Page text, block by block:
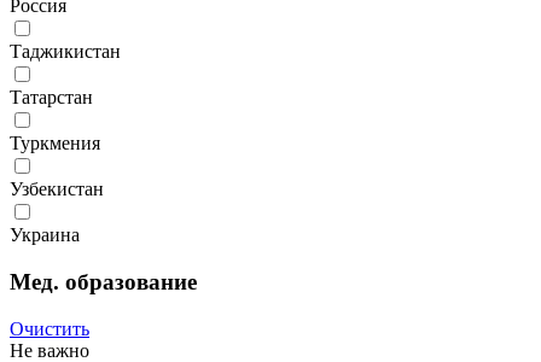
Россия
Таджикистан
Татарстан
Туркмения
Узбекистан
Украина
Мед. образование
Очистить
Не важно